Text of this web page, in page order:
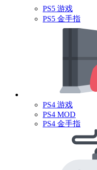
PS5 游戏
PS5 金手指
PS4 游戏
PS4 MOD
PS4 金手指